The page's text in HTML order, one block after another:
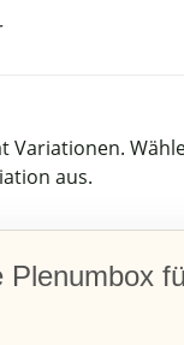
Variationen.
aus.
Plenumbox